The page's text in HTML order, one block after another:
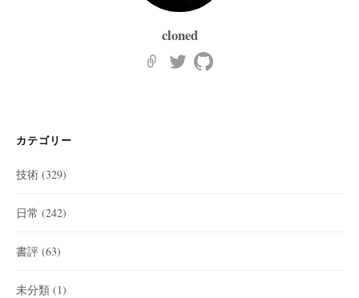
cloned
カテゴリー
技術 (329)
日常 (242)
書評 (63)
未分類 (1)